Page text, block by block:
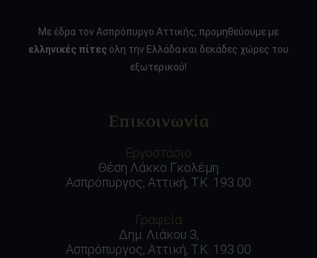
Με έδρα τον Ασπρόπυργο Αττικής, προμηθεύουμε με
ελληνικές πίτες όλη την Ελλάδα και δεκάδες χώρες του
εξωτερικού!
Επικοινωνία
Εργοστάσιο
Θέση Λάκκο Γκολέμη
Ασπρόπυργος, Αττική, Τ.Κ. 193 00
Γραφεία
Δημ. Λιάκου 3,
Ασπρόπυργος, Αττική, Τ.Κ. 193 00